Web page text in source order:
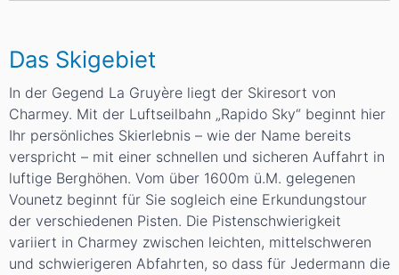
Das Skigebiet
In der Gegend La Gruyère liegt der Skiresort von
Charmey. Mit der Luftseilbahn „Rapido Sky“ beginnt hier
Ihr persönliches Skierlebnis – wie der Name bereits
verspricht – mit einer schnellen und sicheren Auffahrt in
luftige Berghöhen. Vom über 1600m ü.M. gelegenen
Vounetz beginnt für Sie sogleich eine Erkundungstour
der verschiedenen Pisten. Die Pistenschwierigkeit
variiert in Charmey zwischen leichten, mittelschweren
und schwierigeren Abfahrten, so dass für Jedermann die